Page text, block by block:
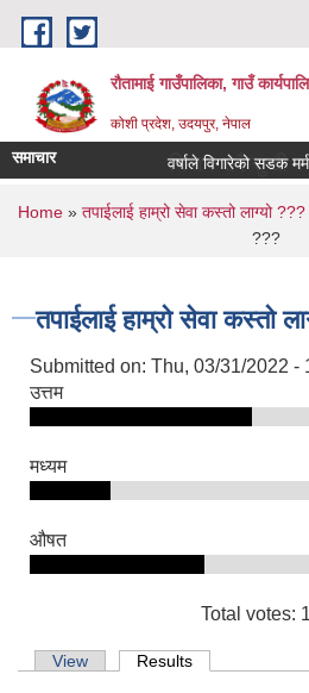
Skip to main content
रौतामाई गाउँपालिका, गाउँ
कोशी प्रदेश, उदयपुर, नेपाल
हाम्रो अभियान सबै सुखी र खुसी
समाचार वर्षाले विगारेको सडक
You are here
Home » तपाईलाई हाम्रो सेवा कस्तो लाग्यो ???
???
तपाईलाई हाम्रो सेवा कस्तो
Submitted on: Thu, 03/31/2022 -
उत्तम
मध्यम
औषत
Total votes:
Primary tabs
View Results